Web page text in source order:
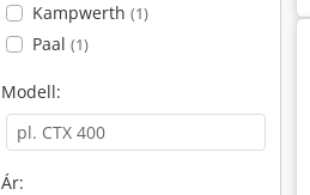
Kampwerth (1)
Paal (1)
Modell:
Ár: